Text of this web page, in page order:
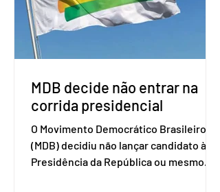
que elas sejam um empecilho para a
retomada das negociações de um
acordo do Mercosul com a Coreia”,
disse o presiden
MDB decide não entrar na
corrida presidencial
O Movimento Democrático Brasileiro
(MDB) decidiu não lançar candidato à
Presidência da República ou mesmo